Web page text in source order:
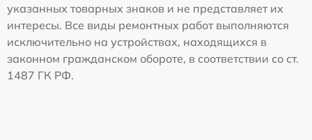
указанных товарных знаков и не представляет их
интересы. Все виды ремонтных работ выполняются
исключительно на устройствах, находящихся в
законном гражданском обороте, в соответствии со ст.
1487 ГК РФ.